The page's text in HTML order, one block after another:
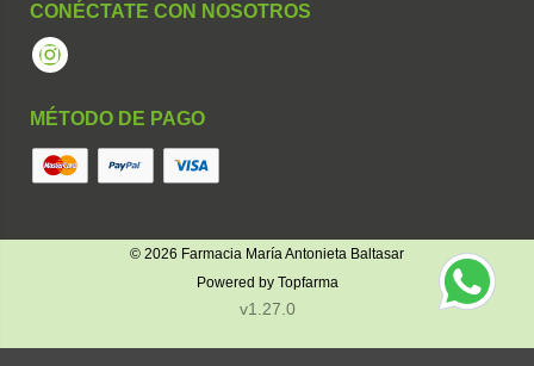
CONÉCTATE CON NOSOTROS
Instagram
MÉTODO DE PAGO
© 2026 Farmacia María Antonieta Baltasar
Powered by Topfarma
v1.27.0